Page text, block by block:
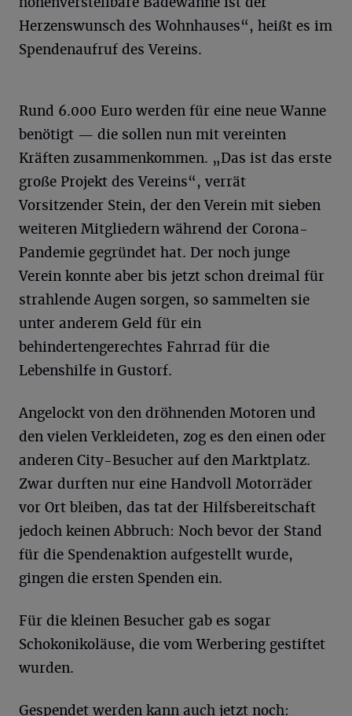
Herzenswunsch des Wohnhauses“, heißt es im
Spendenaufruf des Vereins.
Rund 6.000 Euro werden für eine neue Wanne
benötigt — die sollen nun mit vereinten
Kräften zusammenkommen. „Das ist das erste
große Projekt des Vereins“, verrät
Vorsitzender Stein, der den Verein mit sieben
weiteren Mitgliedern während der Corona-
Pandemie gegründet hat. Der noch junge
Verein konnte aber bis jetzt schon dreimal für
strahlende Augen sorgen, so sammelten sie
unter anderem Geld für ein
behindertengerechtes Fahrrad für die
Lebenshilfe in Gustorf.
Angelockt von den dröhnenden Motoren und
den vielen Verkleideten, zog es den einen oder
anderen City-Besucher auf den Marktplatz.
Zwar durften nur eine Handvoll Motorräder
vor Ort bleiben, das tat der Hilfsbereitschaft
jedoch keinen Abbruch: Noch bevor der Stand
für die Spendenaktion aufgestellt wurde,
gingen die ersten Spenden ein.
Für die kleinen Besucher gab es sogar
Schokonikoläuse, die vom Werbering gestiftet
wurden.
Gespendet werden kann auch jetzt noch: